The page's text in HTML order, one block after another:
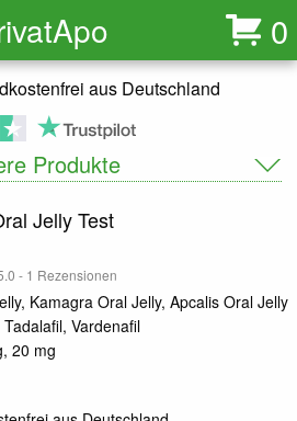
Apo 0
aus Deutschland
Produkte
Jelly Test
- 1 Rezensionen
Kamagra Oral Jelly, Apcalis Oral Jelly
Vardenafil
20 mg